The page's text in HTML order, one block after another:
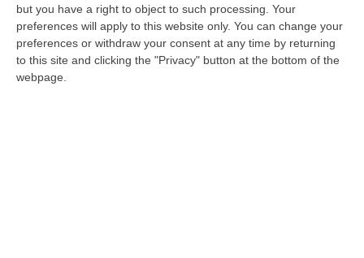
but you have a right to object to such processing. Your
preferences will apply to this website only. You can change your
preferences or withdraw your consent at any time by returning
to this site and clicking the "Privacy" button at the bottom of the
webpage.
Renzi: «Conte? Sarebbe Delittuoso Vannaccizzare La Coalizione»
“ROMA «Conte sta giocando la sua partita, vedremo se le primarie si
faranno, quando e con che formato, se a due Conte-Schlein o se ci
sarann…